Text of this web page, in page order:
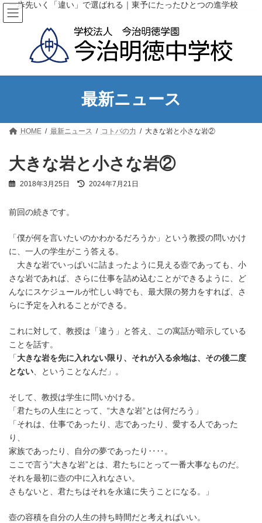
コ
ン
テ
キ
ナ
ビ
ゲ
に
一歩先いく「違い」で選ばれる｜東予にたったひとつの進学校
最新ニュース
HOME 最新ニュース コトバの力 大きな岩と小さな岩②
大きな岩と小さな岩②
2018年3月25日
最
時
:
2024年7月21日
前回の続きです。
「僕が何を言いたいのかわかるだろうか」という教授の問いかけ
に、一人の学生がこう答える。
大きな岩でいっぱいに詰まったように見える壺であっても、小
さな岩であれば、さらに仕事を詰め込むことができるように、ど
んなにスケジュールが忙しい時でも、最大限の努力をすれば、さ
らに予定を入れることができる。
これに対して、教授は「違う」と答え、この寓話が暗示している
ことを話す。
「大きな岩を先に入れない限り、それが入る余地は、その後二度
とない、ということなんだ」。
そして、教授は学生に問いかける。
「君たちの人生にとって、“大きな岩”とは何だろう」
「それは、仕事であったり、志であったり、愛する人であった
り、
家族であったり、自分の夢であったり‥‥。
ここで言う“大きな岩”とは、君たちにとって一番大事なものだ。
それを最初に壺の中に入れなさい。
さもないと、君たちはそれを永遠に失うことになる。」
壺の容積を自分の人生の持ち時間だと考えればいい。